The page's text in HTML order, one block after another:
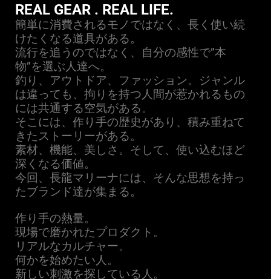
REAL GEAR . REAL LIFE.
簡単に消費されるモノではなく、長く使い続
けたくなる道具がある。
流行を追うのではなく、自分の感性で”本
物”を選ぶ人達へ。
釣り、アウトドア、ファッション。 ジャンル
は違っても、拘りを持つ人間が惹かれるもの
には共通する空気がある。
そこには、作り手の歴史があり、積み重ねて
きたストーリーがある。
素材、機能、美しさ。そして、使い込むほど
深くなる価値。
今回、長龍マリーナには、そんな思想を持っ
たブランド達が集まる。
作り手の熱量。
現場で磨かれたプロダクト。
リアルなカルチャー。
何かを始めたい人。
新しい刺激を探している人。